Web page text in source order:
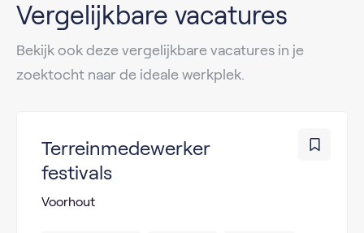
Vergelijkbare vacatures
Bekijk ook deze vergelijkbare vacatures in je
zoektocht naar de ideale werkplek.
Terreinmedewerker
festivals
Voorhout